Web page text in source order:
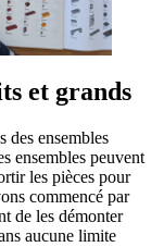
et grands
des ensembles
ensembles peuvent
les pièces pour
commencé par
de les démonter
aucune limite